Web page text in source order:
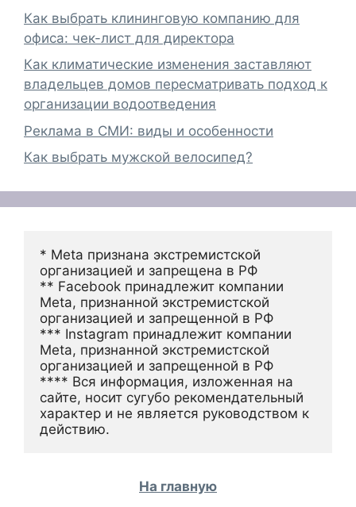
Как выбрать клининговую компанию для
офиса: чек-лист для директора
Как климатические изменения заставляют
владельцев домов пересматривать подход к
организации водоотведения
Реклама в СМИ: виды и особенности
Как выбрать мужской велосипед?
* Meta признана экстремистской
организацией и запрещена в РФ
** Facebook принадлежит компании
Meta, признанной экстремистской
организацией и запрещенной в РФ
*** Instagram принадлежит компании
Meta, признанной экстремистской
организацией и запрещенной в РФ
**** Вся информация, изложенная на
сайте, носит сугубо рекомендательный
характер и не является руководством к
действию.
На главную